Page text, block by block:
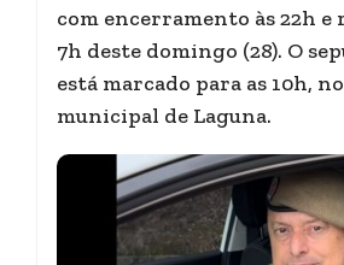
com encerramento às 22h e
7h deste domingo (28). O
está marcado para as 10h,
municipal de Laguna.